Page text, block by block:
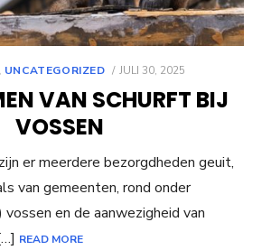
, UNCATEGORIZED
POSTED
JULI 30, 2025
VAN SCHURFT BIJ
VOSSEN
er meerdere bezorgdheden geuit,
van gemeenten, rond onder
vossen en de aanwezigheid van
READ MORE